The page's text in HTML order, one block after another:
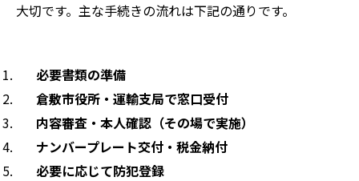
大切です。主な手続きの流れは下記の通りです。
必要書類の準備
倉敷市役所・運輸支局で窓口受付
内容審査・本人確認（その場で実施）
ナンバープレート交付・税金納付
必要に応じて防犯登録